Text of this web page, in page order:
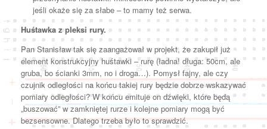
jeśli okaże się za słabe – to mamy też serwa.
Huśtawka z pleksi rury.
Pan Stanisław tak się zaangażował w projekt, że zakupił już
element konstrukcyjny huśtawki – rurę (ładna! długa: 50cm, ale
gruba, bo ścianki 3mm, no i droga…). Pomysł fajny, ale czy
czujnik odległości na końcu takiej rury będzie dobrze wskazywać
pomiary odległości? W końcu emituje on dźwięki, które będą
„buszować” w zamkniętej rurze i kolejne pomiary mogą być
bezsensowne. Dlatego trzeba było to sprawdzić.